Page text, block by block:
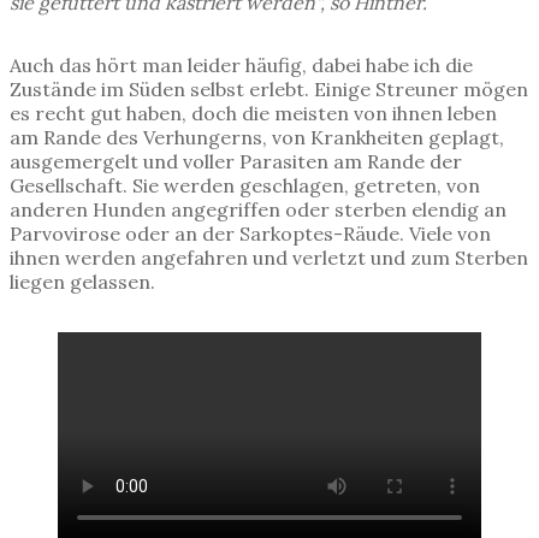
Auch das hört man leider häufig, dabei habe ich die
Zustände im Süden selbst erlebt. Einige Streuner mögen
es recht gut haben, doch die meisten von ihnen leben
am Rande des Verhungerns, von Krankheiten geplagt,
ausgemergelt und voller Parasiten am Rande der
Gesellschaft. Sie werden geschlagen, getreten, von
anderen Hunden angegriffen oder sterben elendig an
Parvovirose oder an der Sarkoptes-Räude. Viele von
ihnen werden angefahren und verletzt und zum Sterben
liegen gelassen.